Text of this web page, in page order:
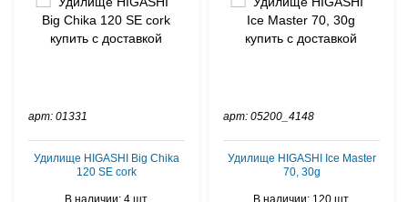
арт: 01331
Удилище HIGASHI Big Chika
120 SE cork
В наличии: 4 шт.
арт: 05200_4148
Удилище HIGASHI Ice Master
70, 30g
В наличии: 120 шт.